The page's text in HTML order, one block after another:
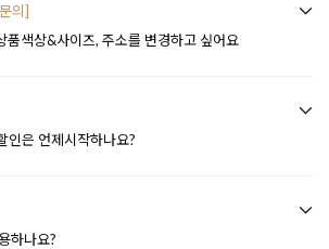
의]
품색상&사이즈, 주소를 변경하고 싶어요
인은 언제시작하나요?
하나요?